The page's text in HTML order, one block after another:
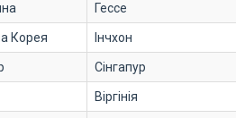
Гессе
Корея Інчхон
Сінгапур
Віргінія